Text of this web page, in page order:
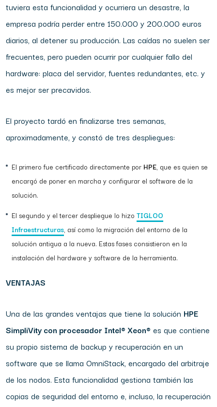
tuviera esta funcionalidad y ocurriera un desastre, la
empresa podría perder entre 150.000 y 200.000 euros
diarios, al detener su producción. Las caídas no suelen ser
frecuentes, pero pueden ocurrir por cualquier fallo del
hardware: placa del servidor, fuentes redundantes, etc. y
es mejor ser precavidos.
El proyecto tardó en finalizarse tres semanas,
aproximadamente, y constó de tres despliegues:
El primero fue certificado directamente por HPE, que es quien se
encargó de poner en marcha y configurar el software de la
solución.
El segundo y el tercer despliegue lo hizo TIGLOO
Infraestructuras, así como la migración del entorno de la
solución antigua a la nueva. Estas fases consistieron en la
instalación del hardware y software de la herramienta.
VENTAJAS
Una de las grandes ventajas que tiene la solución HPE
SimpliVity con procesador Intel® Xeon® es que contiene
su propio sistema de backup y recuperación en un
software que se llama OmniStack, encargado del arbitraje
de los nodos. Esta funcionalidad gestiona también las
copias de seguridad del entorno e, incluso, la recuperación